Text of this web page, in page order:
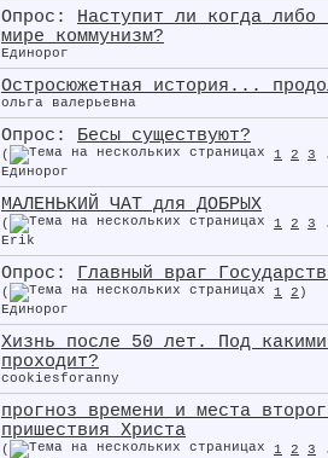
Опрос:
Наступит ли когда либо
мире коммунизм?
Единорог
Остросюжетная история...
ольга валерьевна
Опрос: Бесы существуют?
( 1 2 3
Единорог
МАЛЕНЬКИЙ ЧАТ для ДОБРЫХ
( 1 2 3
Erik
Опрос: Главный враг
( 1 2 )
Единорог
Хизнь после 50 лет. Под какими
проходит?
cookiesforanny
прогноз времени и места
пришествия Христа
( 1 2 3